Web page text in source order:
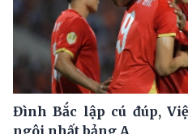
Đình Bắc lập cú đúp,
ngôi nhất bảng A